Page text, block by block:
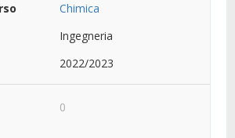
Chimica
Ingegneria
2022/2023
0